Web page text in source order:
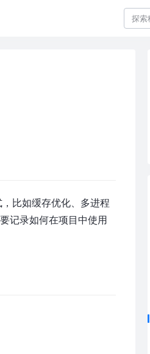
比如缓存优化、多进程
记录如何在项目中使用